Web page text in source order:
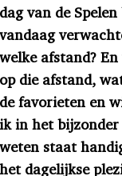
dag van de
vandaag
welke afstand?
op die afstand,
de favorieten en
ik in het bijzonder
weten staat
het dagelijkse